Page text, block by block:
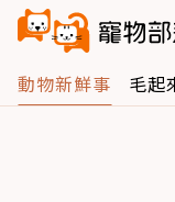
動物新鮮事 毛起